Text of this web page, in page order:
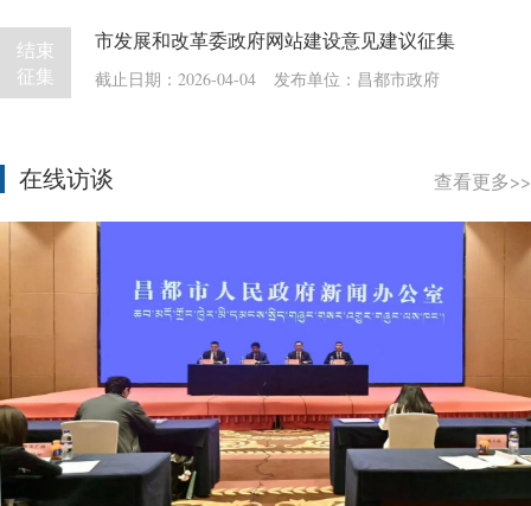
结束
征集
市发展和改革委政府网站建设意见建议征集
截止日期：2026-04-04 发布单位：昌都市政府
在线访谈 查看更多>>